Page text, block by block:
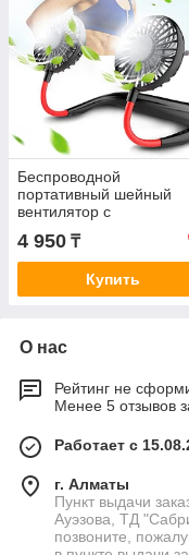
Беспроводной
портативный шейный
вентилятор с
4 950 ₸
Купить
О нас
Рейтинг не
Менее 5 отзывов
Работает с
г. Алматы
Пункт выдачи
Ауэзова, ТД
позвоните,